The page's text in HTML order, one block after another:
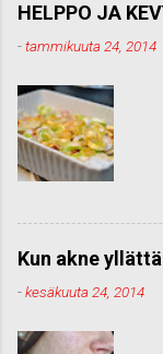
HELPPO JA
-tammikuuta 24, 2014
Kun akne
-kesäkuuta 24, 2014